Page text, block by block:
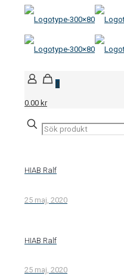
0
0.00 kr
HIAB Ralf
25 maj, 2020
HIAB Ralf
25 maj, 2020